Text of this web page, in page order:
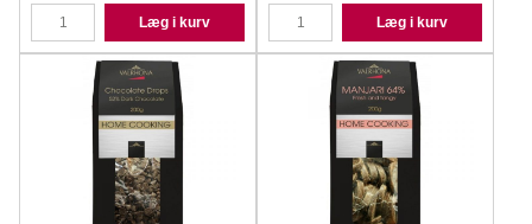
Læg i kurv Læg i kurv